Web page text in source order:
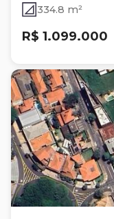
334.8 m²
R$ 1.099.000